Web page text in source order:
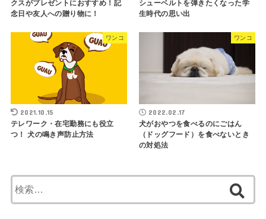
クスがプレゼントにおすすめ！記
念日や友人への贈り物に！
シューベルトを弾きたくなった学
生時代の思い出
ワンコ
2021.10.15
テレワーク・在宅勤務にも役立
つ！ 犬の鳴き声防止方法
ワンコ
2022.02.17
犬がおやつを食べるのにごはん
（ドッグフード）を食べないとき
の対処法
索: